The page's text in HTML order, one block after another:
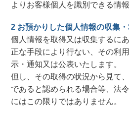
よりお客様個人を識別できる情
2 お預かりした個人情報の収集
個人情報を取得又は収集するに
正な手段により行ない、その利
示・通知又は公表いたします。
但し、その取得の状況から見て
であると認められる場合等、法
にはこの限りではありません。